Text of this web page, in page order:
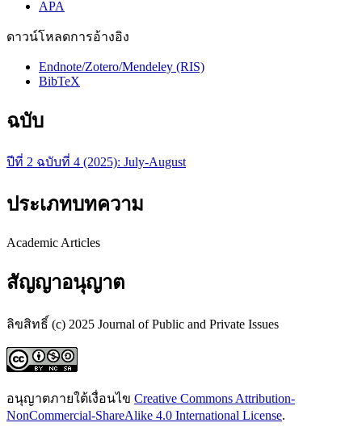
APA
ดาวน์โหลดการอ้างอิง
Endnote/Zotero/Mendeley (RIS)
BibTeX
ฉบับ
ปีที่ 2 ฉบับที่ 4 (2025): July-August
ประเภทบทความ
Academic Articles
สัญญาอนุญาต
ลิขสิทธิ์ (c) 2025 Journal of Public and Private Issues
อนุญาตภายใต้เงื่อนไข Creative Commons Attribution-
NonCommercial-ShareAlike 4.0 International License.